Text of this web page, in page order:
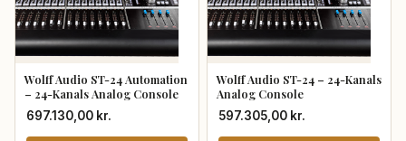
Wolff Audio ST-24 Automation
– 24-Kanals Analog Console
697.130,00 kr.
Wolff Audio ST-24 – 24-Kanals
Analog Console
597.305,00 kr.